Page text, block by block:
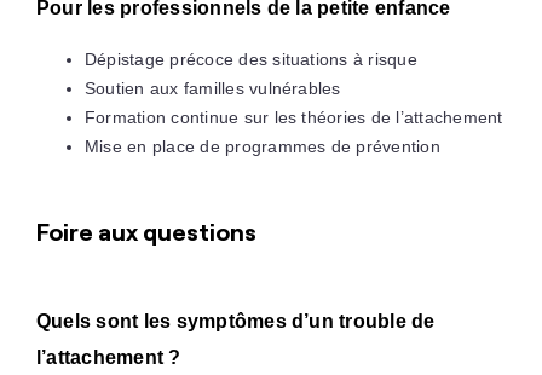
Pour les professionnels de la petite enfance
Dépistage précoce des situations à risque
Soutien aux familles vulnérables
Formation continue sur les théories de l’attachement
Mise en place de programmes de prévention
Foire aux questions
Quels sont les symptômes d’un trouble de
l’attachement ?